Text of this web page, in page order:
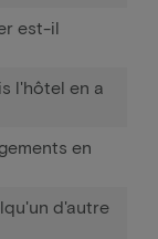
est-il
l'hôtel en a
en
d'autre